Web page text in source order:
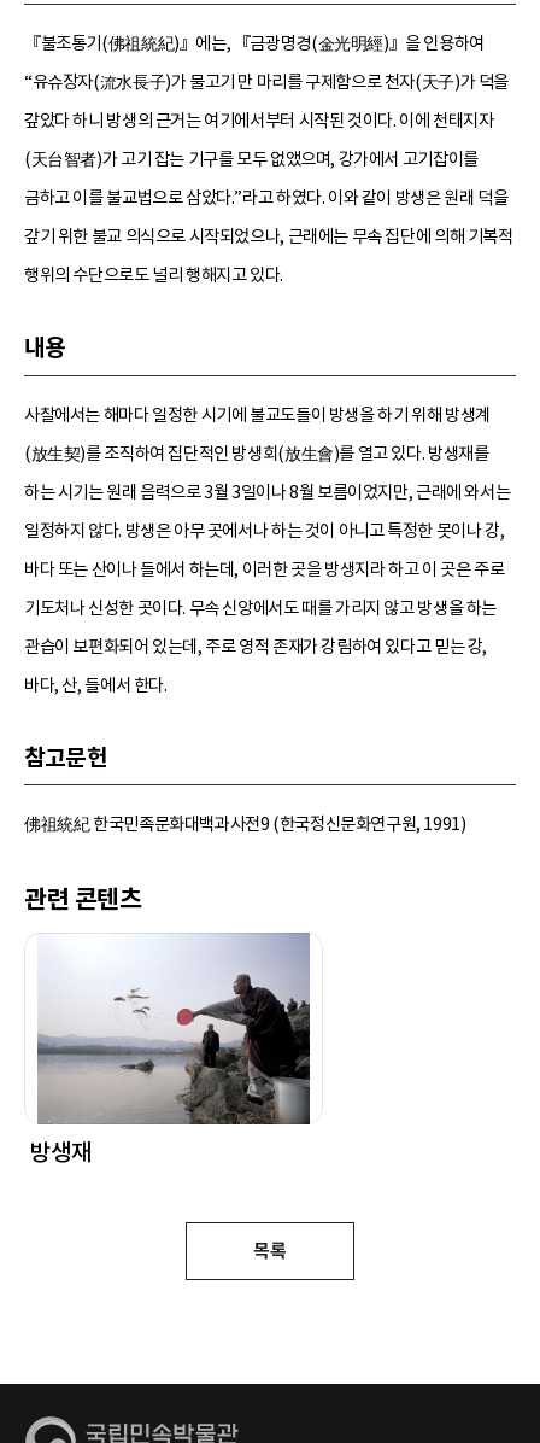
『불조통기(佛祖統紀)』에는, 『금광명경(金光明經)』을 인용하여
“유슈장자(流水長子)가 물고기 만 마리를 구제함으로 천자(天子)가 덕을
갚았다 하니 방생의 근거는 여기에서부터 시작된 것이다. 이에 천태지자
(天台智者)가 고기 잡는 기구를 모두 없앴으며, 강가에서 고기잡이를
금하고 이를 불교법으로 삼았다.”라고 하였다. 이와 같이 방생은 원래 덕을
갚기 위한 불교 의식으로 시작되었으나, 근래에는 무속 집단에 의해 기복적
행위의 수단으로도 널리 행해지고 있다.
내용
사찰에서는 해마다 일정한 시기에 불교도들이 방생을 하기 위해 방생계
(放生契)를 조직하여 집단적인 방생회(放生會)를 열고 있다. 방생재를
하는 시기는 원래 음력으로 3월 3일이나 8월 보름이었지만, 근래에 와서는
일정하지 않다. 방생은 아무 곳에서나 하는 것이 아니고 특정한 못이나 강,
바다 또는 산이나 들에서 하는데, 이러한 곳을 방생지라 하고 이 곳은 주로
기도처나 신성한 곳이다. 무속 신앙에서도 때를 가리지 않고 방생을 하는
관습이 보편화되어 있는데, 주로 영적 존재가 강림하여 있다고 믿는 강,
바다, 산, 들에서 한다.
참고문헌
佛祖統紀 한국민족문화대백과사전9 (한국정신문화연구원, 1991)
관련 콘텐츠
방생재
목록